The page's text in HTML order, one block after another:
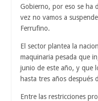
Gobierno, por eso se ha
vez no vamos a
Ferrufino.
El sector plantea la
maquinaria pesada que
junio de este año, y que
hasta tres años después
Entre las restricciones